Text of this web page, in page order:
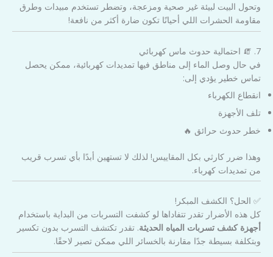
وتحول البيت لبيئة غير صحية ومزعجة، وتضطر تستخدم مبيدات وطرق
مقاومة الحشرات اللي أحيانًا تكون ضارة أكثر من نافعة!
7. 🧯 احتمالية حدوث ماس كهربائي
في حال وصل الماء إلى مناطق فيها تمديدات كهربائية، ممكن يحصل
تماس خطير يؤدي إلى:
انقطاع الكهرباء
تلف الأجهزة
خطر حدوث حرائق 🔥
وهذا ضرر كارثي بكل المقاييس! لذلك لا تستهين أبدًا بأي تسرب قريب
من تمديدات كهرباء.
✅ الحل؟ الكشف المبكر!
كل هذه الأضرار تقدر تتفاداها لو كشفت التسربات من البداية باستخدام
أجهزة كشف تسربات المياه الحديثة. تقدر تكتشف التسرب بدون تكسير
وبتكلفة بسيطة جدًا مقارنة بالخسائر اللي ممكن تصير لاحقًا.